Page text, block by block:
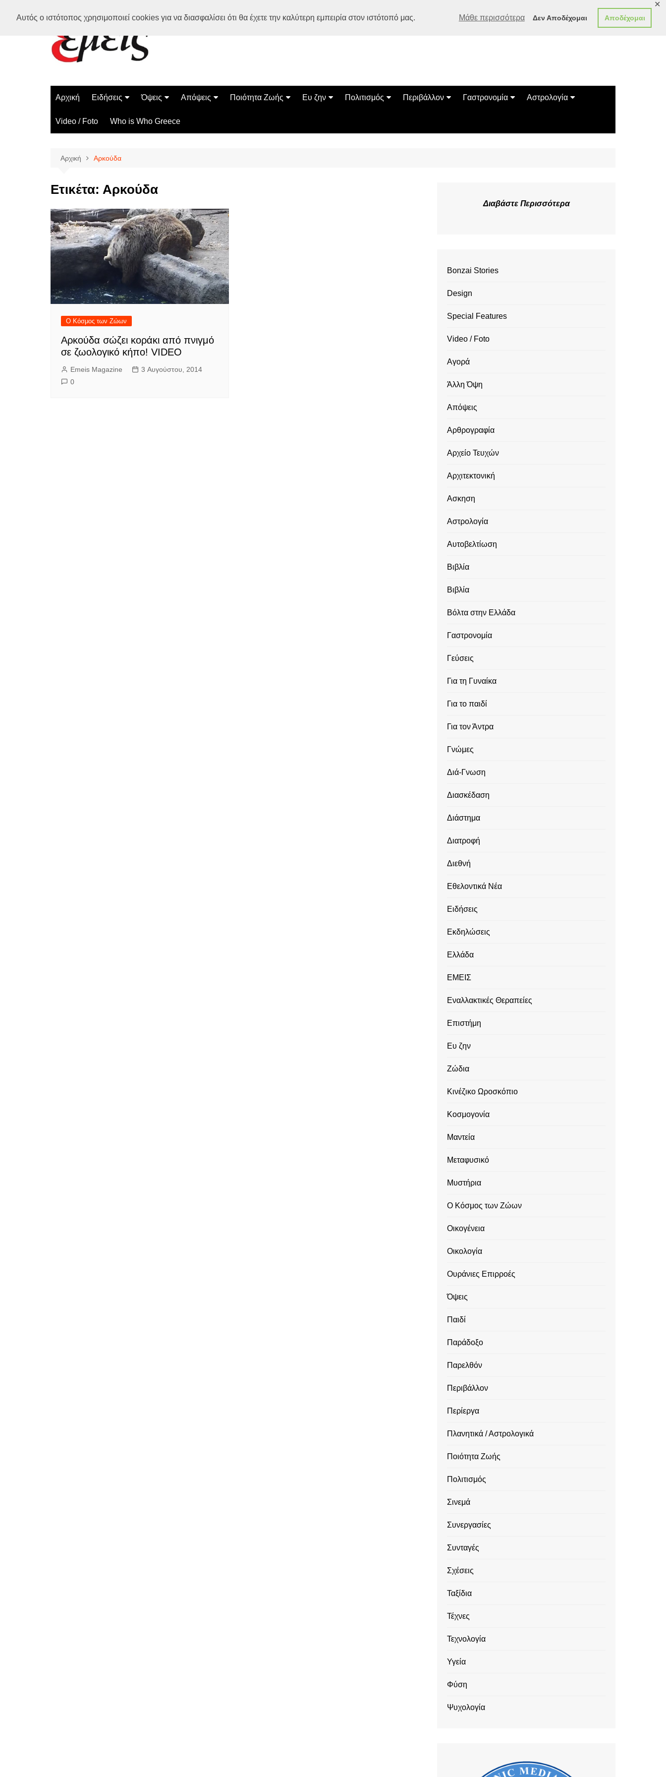
Αυτός ο ιστότοπος χρησιμοποιεί cookies για να διασφαλίσει ότι θα έχετε την καλύτερη εμπειρία στον ιστότοπό μας. Μάθε περισσότερα Δεν Αποδέχομαι Αποδέχομαι
✕
Αρχική Ειδήσεις
Ελλάδα
Διεθνή
Όψεις
Διάστημα
Επιστήμη
Περίεργα
Απόψεις
Αρθρογραφία
Ποιότητα Ζωής
Ασκηση
Ευ ζην
Αυτοβελτίωση
Πολιτισμός
Εκδηλώσεις
Περιβάλλον
Οικολογία
Γαστρονομία
Συνταγές
Αστρολογία
Κινέζικο Ωροσκόπιο
Video / Foto Who is Who Greece
Αρχική Αρκούδα
Ετικέτα: Αρκούδα
Ο Κόσμος των Ζώων
Αρκούδα σώζει κοράκι από πνιγμό
σε ζωολογικό κήπο! VIDEO
Emeis Magazine
3 Αυγούστου, 2014
0
Διαβάστε Περισσότερα
Bonzai Stories
Design
Special Features
Video / Foto
Αγορά
Άλλη Όψη
Απόψεις
Αρθρογραφία
Αρχείο Τευχών
Αρχιτεκτονική
Ασκηση
Αστρολογία
Αυτοβελτίωση
Βιβλία
Βιβλία
Βόλτα στην Ελλάδα
Γαστρονομία
Γεύσεις
Για τη Γυναίκα
Για το παιδί
Για τον Άντρα
Γνώμες
Διά-Γνωση
Διασκέδαση
Διάστημα
Διατροφή
Διεθνή
Εθελοντικά Νέα
Ειδήσεις
Εκδηλώσεις
Ελλάδα
ΕΜΕΙΣ
Εναλλακτικές Θεραπείες
Επιστήμη
Ευ ζην
Ζώδια
Κινέζικο Ωροσκόπιο
Κοσμογονία
Μαντεία
Μεταφυσικό
Μυστήρια
Ο Κόσμος των Ζώων
Οικογένεια
Οικολογία
Ουράνιες Επιρροές
Όψεις
Παιδί
Παράδοξο
Παρελθόν
Περιβάλλον
Περίεργα
Πλανητικά / Αστρολογικά
Ποιότητα Ζωής
Πολιτισμός
Σινεμά
Συνεργασίες
Συνταγές
Σχέσεις
Ταξίδια
Τέχνες
Τεχνολογία
Υγεία
Φύση
Ψυχολογία